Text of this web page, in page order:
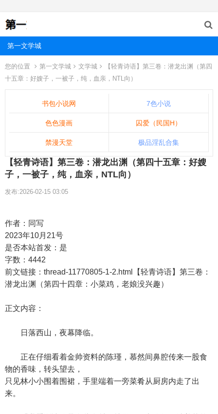
第一文学城
您的位置 第一文学城 文学城
【轻青诗语】第三卷：潜龙出渊（第四
十五章：好嫂子，一被子，纯，血亲，NTL向）
书包小说网 7色小说
色色漫画 囚爱（民国H）
禁漫天堂 极品淫乱合集
【轻青诗语】第三卷：潜龙出渊（第四十五章：好嫂
子，一被子，纯，血亲，NTL向）
发布:2026-02-15 03:05
作者：同写
2023年10月21号
是否本站首发：是
字数：4442
前文链接：thread-11770805-1-2.html【轻青诗语】第三卷：
潜龙出渊（第四十四章：小菜鸡，老娘没兴趣）
正文内容：
日落西山，夜幕降临。
正在仔细看着金帅资料的陈瑾，慕然间鼻腔传来一股食
物的香味，转头望去，
只见林小小围着围裙，手里端着一旁菜肴从厨房内走了出
来。